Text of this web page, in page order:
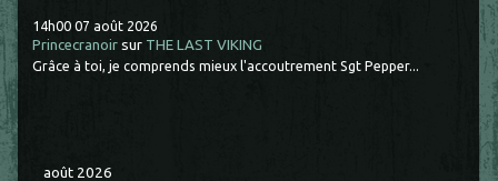
14h00 07 août 2026
Princecranoir sur THE LAST VIKING
Grâce à toi, je comprends mieux l'accoutrement Sgt Pepper...
août 2026